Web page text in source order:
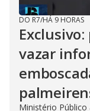
DO R7/HÁ 9 HORAS
vazar
Ministério